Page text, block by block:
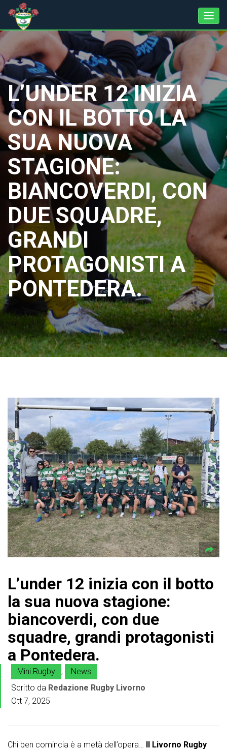
L’UNDER 12 INIZIA
CON IL BOTTO LA
SUA NUOVA
STAGIONE:
BIANCOVERDI, CON
DUE SQUADRE,
GRANDI
PROTAGONISTI A
PONTEDERA.
L’under 12 inizia con il botto
la sua nuova stagione:
biancoverdi, con due
squadre, grandi protagonisti
a Pontedera.
Mini Rugby ,
News
Scritto da Redazione Rugby Livorno
Ott 7, 2025
Chi ben comincia è a metà dell’opera… Il Livorno Rugby